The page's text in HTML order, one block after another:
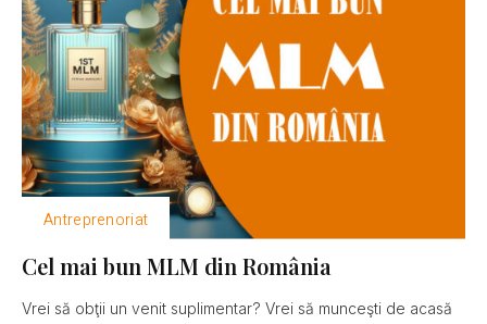
Antreprenoriat
Cel mai bun MLM din România
Vrei să obţii un venit suplimentar? Vrei să munceşti de acasă